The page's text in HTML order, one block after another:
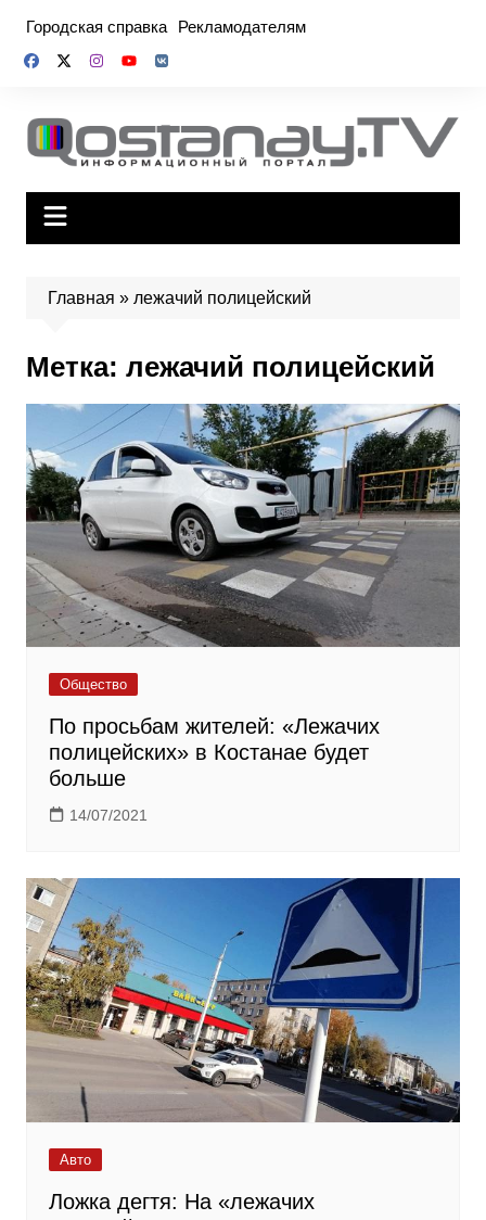
содержимому
Городская справка Рекламодателям
Главная » лежачий полицейский
Метка: лежачий полицейский
Общество
По просьбам жителей: «Лежачих
полицейских» в Костанае будет
больше
14/07/2021
Авто
Ложка дегтя: На «лежачих